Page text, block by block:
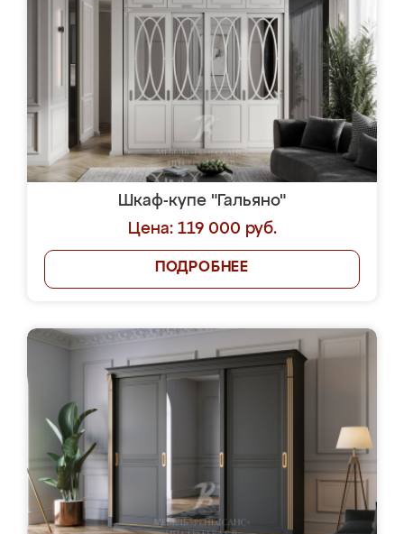
Шкаф-купе "Гальяно"
Цена: 119 000 руб.
ПОДРОБНЕЕ